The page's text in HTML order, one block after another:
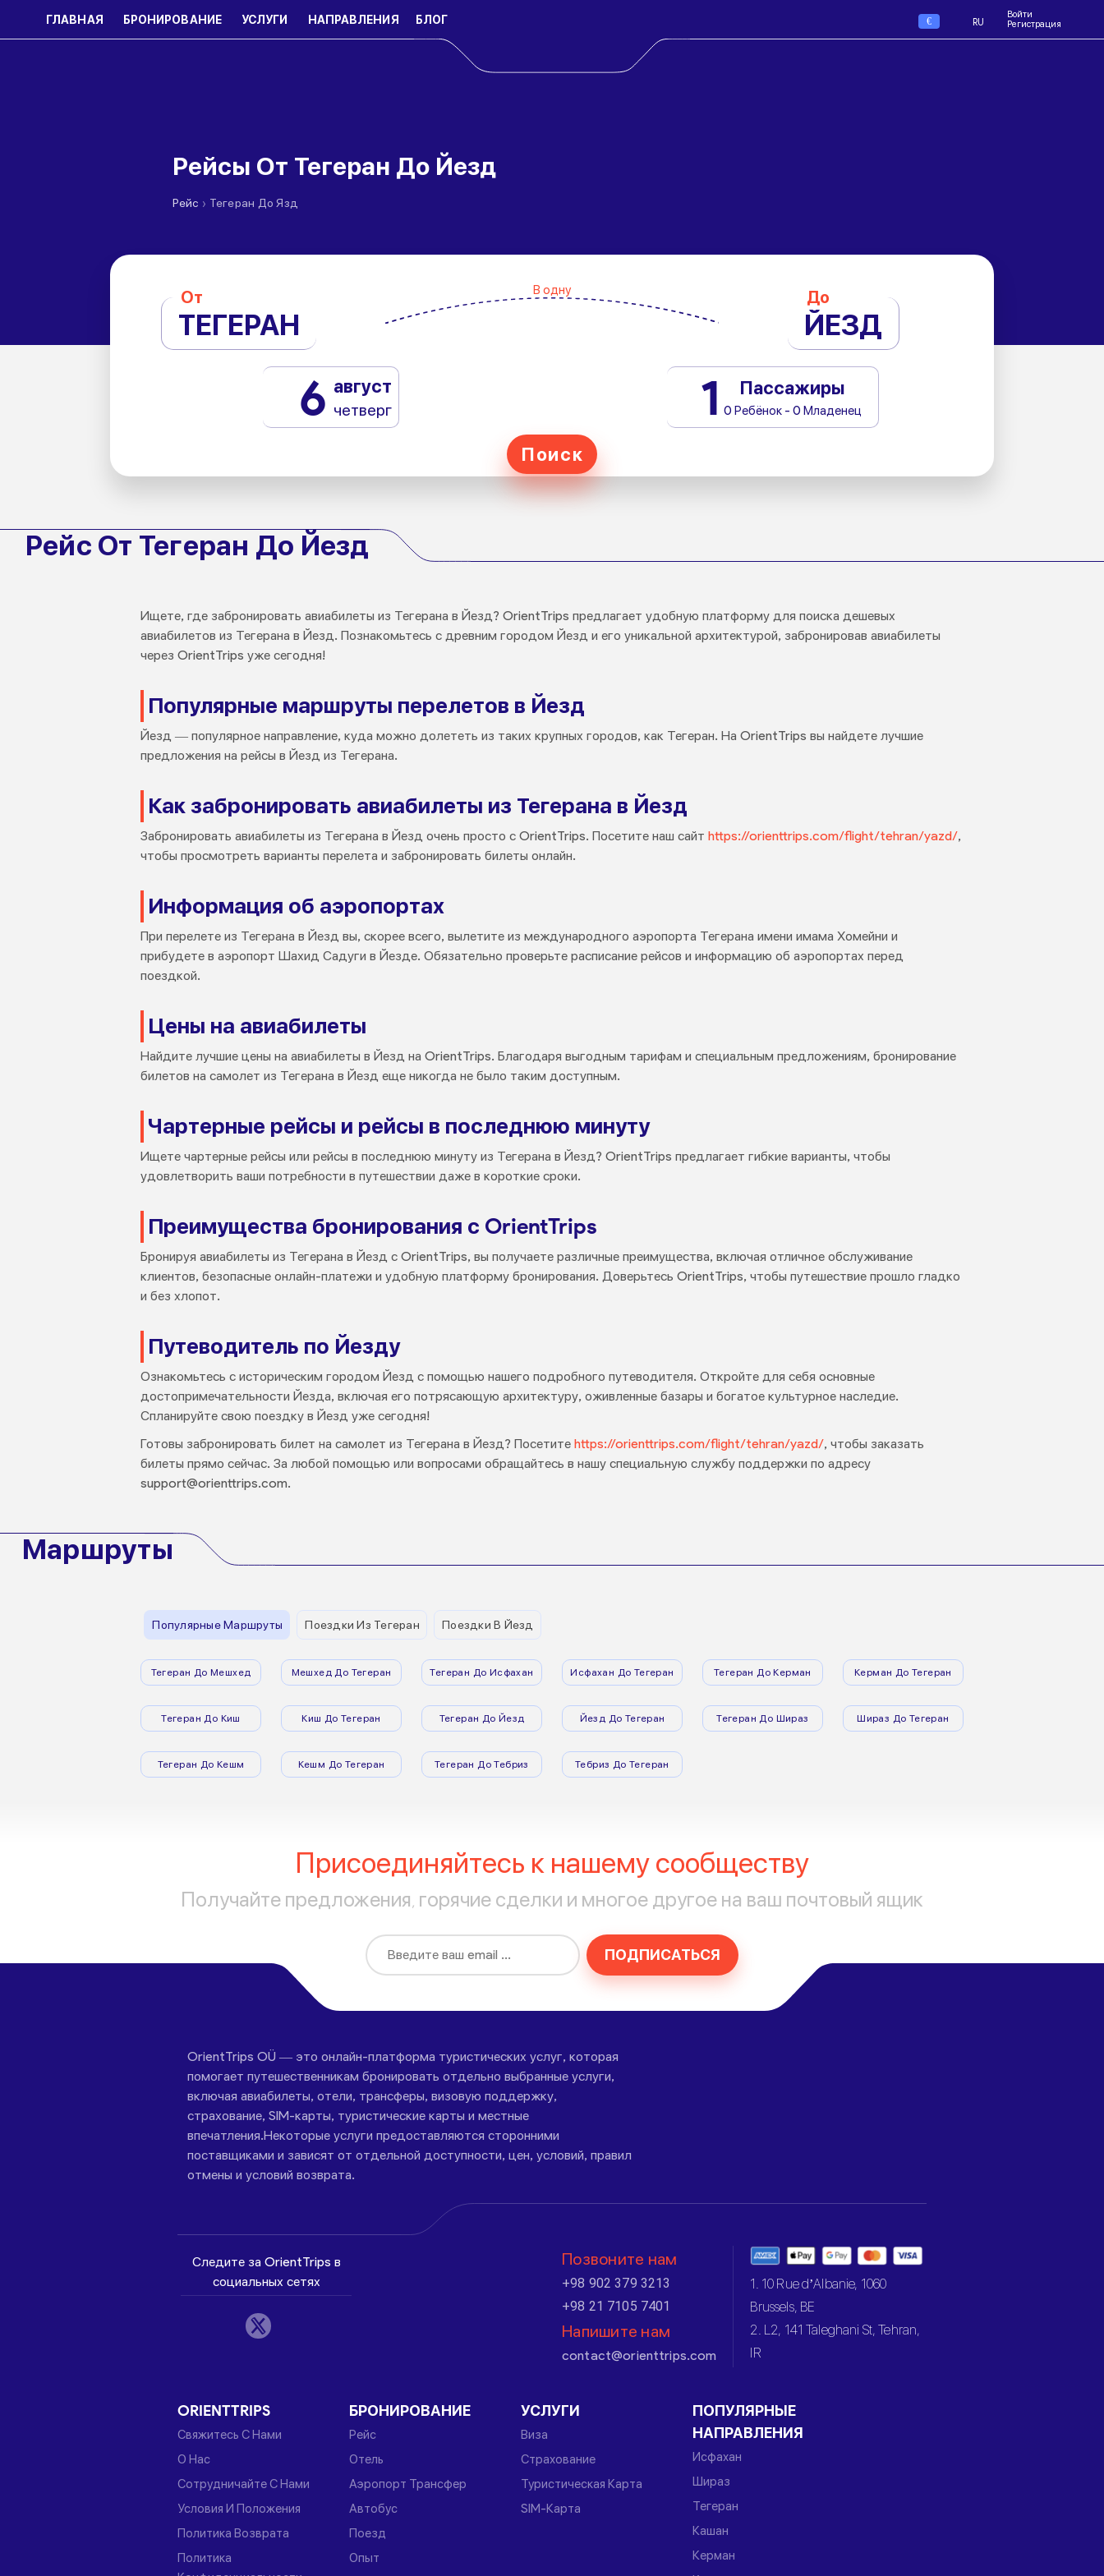
ГЛАВНАЯ БРОНИРОВАНИЕ УСЛУГИ НАПРАВЛЕНИЯ БЛОГ € RU
Войти
Регистрация
Рейсы От Тегеран До Йезд
Рейс › Тегеран До Язд
От
ТЕГЕРАН
В одну До
ЙЕЗД
6 август
четверг 1 Пассажиры
0 Ребёнок - 0 Младенец
Поиск
Рейс От Тегеран До Йезд
Ищете, где забронировать авиабилеты из Тегерана в Йезд? OrientTrips предлагает удобную платформу для поиска дешевых
авиабилетов из Тегерана в Йезд. Познакомьтесь с древним городом Йезд и его уникальной архитектурой, забронировав авиабилеты
через OrientTrips уже сегодня!
Популярные маршруты перелетов в Йезд
Йезд — популярное направление, куда можно долететь из таких крупных городов, как Тегеран. На OrientTrips вы найдете лучшие
предложения на рейсы в Йезд из Тегерана.
Как забронировать авиабилеты из Тегерана в Йезд
Забронировать авиабилеты из Тегерана в Йезд очень просто с OrientTrips. Посетите наш сайт https://orienttrips.com/flight/tehran/yazd/,
чтобы просмотреть варианты перелета и забронировать билеты онлайн.
Информация об аэропортах
При перелете из Тегерана в Йезд вы, скорее всего, вылетите из международного аэропорта Тегерана имени имама Хомейни и
прибудете в аэропорт Шахид Садуги в Йезде. Обязательно проверьте расписание рейсов и информацию об аэропортах перед
поездкой.
Цены на авиабилеты
Найдите лучшие цены на авиабилеты в Йезд на OrientTrips. Благодаря выгодным тарифам и специальным предложениям, бронирование
билетов на самолет из Тегерана в Йезд еще никогда не было таким доступным.
Чартерные рейсы и рейсы в последнюю минуту
Ищете чартерные рейсы или рейсы в последнюю минуту из Тегерана в Йезд? OrientTrips предлагает гибкие варианты, чтобы
удовлетворить ваши потребности в путешествии даже в короткие сроки.
Преимущества бронирования с OrientTrips
Бронируя авиабилеты из Тегерана в Йезд с OrientTrips, вы получаете различные преимущества, включая отличное обслуживание
клиентов, безопасные онлайн-платежи и удобную платформу бронирования. Доверьтесь OrientTrips, чтобы путешествие прошло гладко
и без хлопот.
Путеводитель по Йезду
Ознакомьтесь с историческим городом Йезд с помощью нашего подробного путеводителя. Откройте для себя основные
достопримечательности Йезда, включая его потрясающую архитектуру, оживленные базары и богатое культурное наследие.
Спланируйте свою поездку в Йезд уже сегодня!
Готовы забронировать билет на самолет из Тегерана в Йезд? Посетите https://orienttrips.com/flight/tehran/yazd/, чтобы заказать
билеты прямо сейчас. За любой помощью или вопросами обращайтесь в нашу специальную службу поддержки по адресу
support@orienttrips.com.
Маршруты
Популярные Маршруты Поездки Из Тегеран Поездки В Йезд
Тегеран До Мешхед Мешхед До Тегеран Тегеран До Исфахан Исфахан До Тегеран Тегеран До Керман Керман До Тегеран
Тегеран До Киш Киш До Тегеран Тегеран До Йезд Йезд До Тегеран Тегеран До Шираз Шираз До Тегеран
Тегеран До Кешм Кешм До Тегеран Тегеран До Тебриз Тебриз До Тегеран
Присоединяйтесь к нашему сообществу
Получайте предложения, горячие сделки и многое другое на ваш почтовый ящик
ПОДПИСАТЬСЯ
OrientTrips OÜ — это онлайн-платформа туристических услуг, которая
помогает путешественникам бронировать отдельно выбранные услуги,
включая авиабилеты, отели, трансферы, визовую поддержку,
страхование, SIM-карты, туристические карты и местные
впечатления.Некоторые услуги предоставляются сторонними
поставщиками и зависят от отдельной доступности, цен, условий, правил
отмены и условий возврата.
Следите за OrientTrips в
социальных сетях
Позвоните нам
+98 902 379 3213
+98 21 7105 7401
Напишите нам
contact@orienttrips.com
1. 10 Rue d’Albanie, 1060
Brussels, BE
2. L2, 141 Taleghani St, Tehran,
IR
ORIENTTRIPS
Свяжитесь С Нами
О Нас
Сотрудничайте С Нами
Условия И Положения
Политика Возврата
Политика
БРОНИРОВАНИЕ
Рейс
Отель
Аэропорт Трансфер
Автобус
Поезд
Опыт
УСЛУГИ
Виза
Страхование
Туристическая Карта
SIM-Карта
ПОПУЛЯРНЫЕ
НАПРАВЛЕНИЯ
Исфахан
Шираз
Тегеран
Кашан
Керман